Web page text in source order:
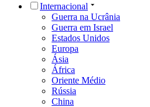
Internacional
Guerra na Ucrânia
Guerra em Israel
Estados Unidos
Europa
Ásia
África
Oriente Médio
Rússia
China